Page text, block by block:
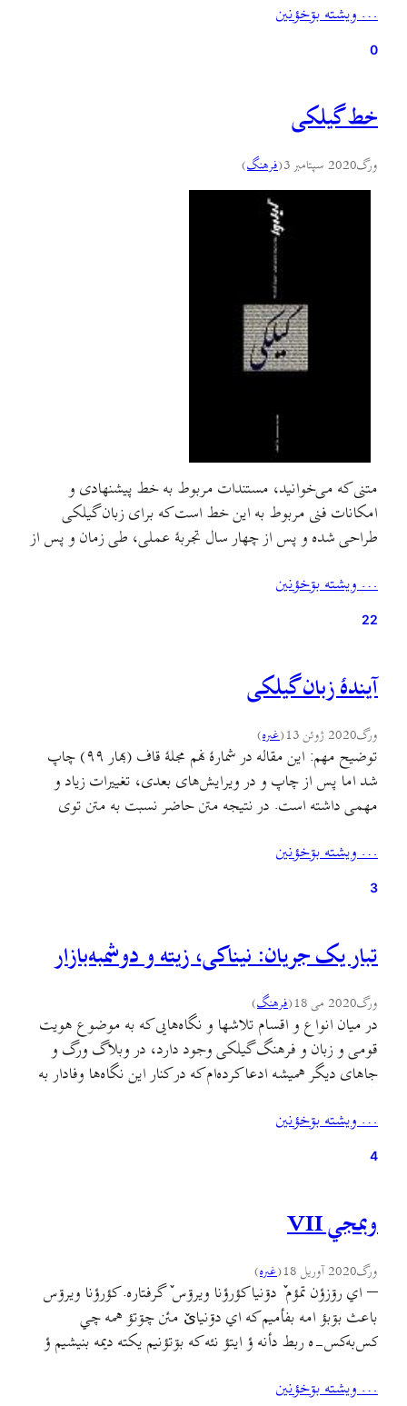
کي صمد بهرنگي بنویشته. اي داستؤن کي زأکؤن ئبه…
… ويشته بۊخؤنين
0
خط گیلکی
ورگ2020 سپتامبر 3 (فرهنگ)
متنی که می‌خوانید، مستندات مربوط به خط پیشنهادی و
امکانات فنی مربوط به این خط است که برای زبان گیلکی
طراحی شده و پس از چهار سال تجربهٔ عملی، طی زمان و پس از
ضعفهای آن مشخص و برطرف شده و یا پیشنهاداتی به…
… ويشته بۊخؤنين
22
آیندهٔ زبان گیلکی
ورگ2020 ژوئن 13 (غىره)
توضیح مهم: این مقاله در شمارهٔ نهم مجلهٔ قاف (بهار ۹۹) چاپ
شد اما پس از چاپ و در ویرایش‌های بعدی، تغییرات زیاد و
مهمی داشته است. در نتیجه متن حاضر نسبت به متن توی
بحثي‌ست که قرار بود در دی ماه ۹۸ و در تالار…
… ويشته بۊخؤنين
3
تبار یک جریان: نیناکی، زیته و دوشمبه‌بازار
ورگ2020 می 18 (فرهنگ)
در میان انواع و اقسام تلاشها و نگاه‌هایی که به موضوع هویت
قومی و زبان و فرهنگ گیلکی وجود دارد، در وبلاگ ورگ و
جاهای دیگر همیشه ادعا کرده‌ام که در کنار این نگاه‌ها وفادار به
اما تباری از آن خود هم دارد. از مشروطه به…
… ويشته بۊخؤنين
4
وبمجي VII
ورگ2020 آوریل 18 (غىره)
– اي رۊزؤن تمؤم ٚ دۊنیا کؤرؤنا ویرۊس ٚ گرفتاره. کؤرؤنا ويرۊس
باعث بۊبؤ امه بفأميم که اي دۊنیایٚ مئن چۊتؤ همه چي
کس‌به‌کس-ه ربط دأنه ؤ ايتؤ نئه که بۊتؤنيم يکته ديمه بنيشيم ؤ
نۊشؤن بدأ که هرته کشور ٚ مئن دؤلتؤن ؤ حۊکۊمتؤن أول…
… ويشته بۊخؤنين